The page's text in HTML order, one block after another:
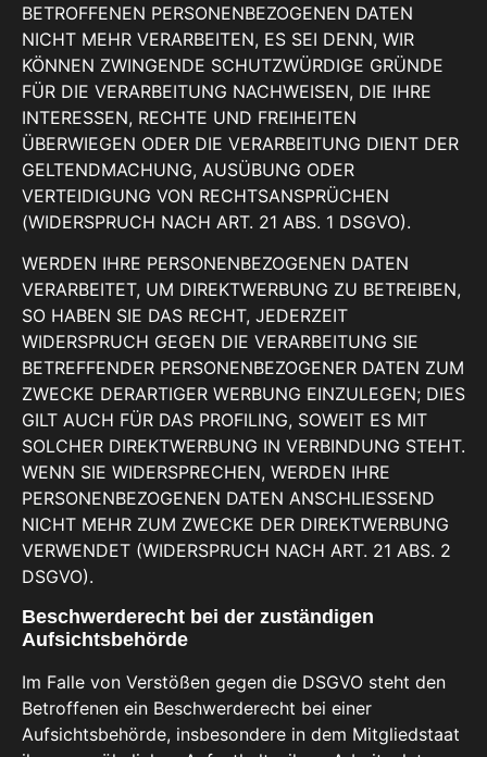
BETROFFENEN PERSONENBEZOGENEN DATEN
NICHT MEHR VERARBEITEN, ES SEI DENN, WIR
KÖNNEN ZWINGENDE SCHUTZWÜRDIGE GRÜNDE
FÜR DIE VERARBEITUNG NACHWEISEN, DIE IHRE
INTERESSEN, RECHTE UND FREIHEITEN
ÜBERWIEGEN ODER DIE VERARBEITUNG DIENT DER
GELTENDMACHUNG, AUSÜBUNG ODER
VERTEIDIGUNG VON RECHTSANSPRÜCHEN
(WIDERSPRUCH NACH ART. 21 ABS. 1 DSGVO).
WERDEN IHRE PERSONENBEZOGENEN DATEN
VERARBEITET, UM DIREKTWERBUNG ZU BETREIBEN,
SO HABEN SIE DAS RECHT, JEDERZEIT
WIDERSPRUCH GEGEN DIE VERARBEITUNG SIE
BETREFFENDER PERSONENBEZOGENER DATEN ZUM
ZWECKE DERARTIGER WERBUNG EINZULEGEN; DIES
GILT AUCH FÜR DAS PROFILING, SOWEIT ES MIT
SOLCHER DIREKTWERBUNG IN VERBINDUNG STEHT.
WENN SIE WIDERSPRECHEN, WERDEN IHRE
PERSONENBEZOGENEN DATEN ANSCHLIESSEND
NICHT MEHR ZUM ZWECKE DER DIREKTWERBUNG
VERWENDET (WIDERSPRUCH NACH ART. 21 ABS. 2
DSGVO).
Beschwerde­recht bei der zuständigen
Aufsichts­behörde
Im Falle von Verstößen gegen die DSGVO steht den
Betroffenen ein Beschwerderecht bei einer
Aufsichtsbehörde, insbesondere in dem Mitgliedstaat